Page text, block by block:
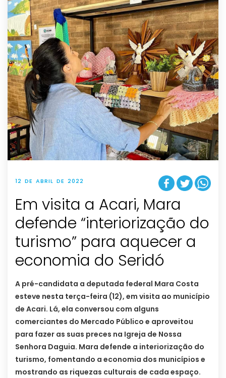
12 DE ABRIL DE 2022
Em visita a Acari, Mara
defende “interiorização do
turismo” para aquecer a
economia do Seridó
A pré-candidata a deputada federal Mara Costa
esteve nesta terça-feira (12), em visita ao município
de Acari. Lá, ela conversou com alguns
comerciantes do Mercado Público e aproveitou
para fazer as suas preces na Igreja de Nossa
Senhora Daguia. Mara defende a interiorização do
turismo, fomentando a economia dos municípios e
mostrando as riquezas culturais de cada espaço.